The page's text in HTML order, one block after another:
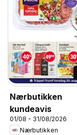
Nærbutikken
kundeavis
01/08 - 31/08/2026
Nærbutikken